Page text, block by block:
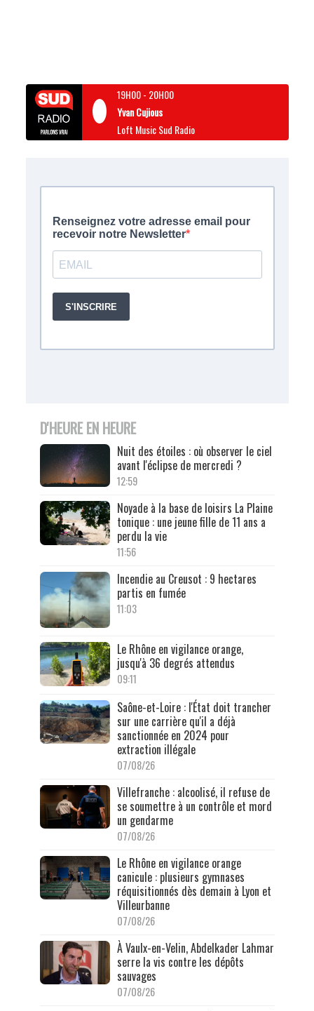
19H00- 20H00
Yvan Cujious
Loft Music Sud Radio
D'HEURE EN HEURE
Nuit des étoiles : où observer le ciel
avant l'éclipse de mercredi ?
12:59
Noyade à la base de loisirs La Plaine
tonique : une jeune fille de 11 ans a
perdu la vie
11:56
Incendie au Creusot : 9 hectares
partis en fumée
11:03
Le Rhône en vigilance orange,
jusqu'à 36 degrés attendus
09:11
Saône-et-Loire : l'État doit trancher
sur une carrière qu'il a déjà
sanctionnée en 2024 pour
extraction illégale
07/08/26
Villefranche : alcoolisé, il refuse de
se soumettre à un contrôle et mord
un gendarme
07/08/26
Le Rhône en vigilance orange
canicule : plusieurs gymnases
réquisitionnés dès demain à Lyon et
Villeurbanne
07/08/26
À Vaulx-en-Velin, Abdelkader Lahmar
serre la vis contre les dépôts
sauvages
07/08/26